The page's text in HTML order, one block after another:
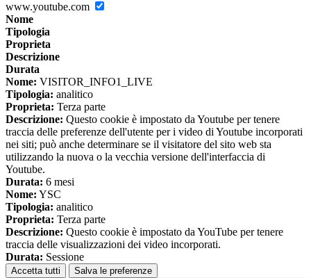
www.youtube.com
Nome
Tipologia
Proprieta
Descrizione
Durata
Nome: VISITOR_INFO1_LIVE
Tipologia: analitico
Proprieta: Terza parte
Descrizione: Questo cookie è impostato da Youtube per tenere
traccia delle preferenze dell'utente per i video di Youtube incorporati
nei siti; può anche determinare se il visitatore del sito web sta
utilizzando la nuova o la vecchia versione dell'interfaccia di
Youtube.
Durata: 6 mesi
Nome: YSC
Tipologia: analitico
Proprieta: Terza parte
Descrizione: Questo cookie è impostato da YouTube per tenere
traccia delle visualizzazioni dei video incorporati.
Durata: Sessione
Accetta tutti Salva le preferenze